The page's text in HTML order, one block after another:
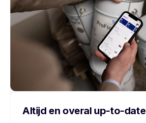
Altijd en overal up-to-date